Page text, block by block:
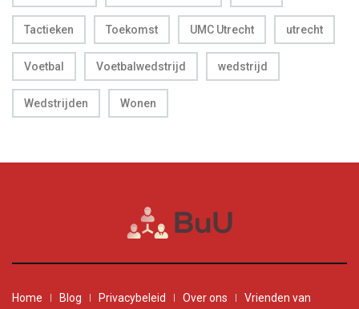
Tactieken Toekomst UMC Utrecht utrecht
Voetbal Voetbalwedstrijd wedstrijd
Wedstrijden Wonen
Home Blog Privacybeleid Over ons Vrienden van